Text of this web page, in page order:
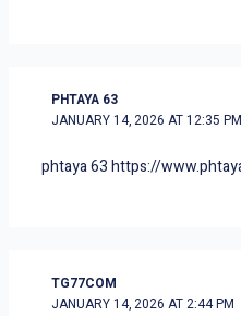
PHTAYA 63
JANUARY 14, 2026 AT 12:35 PM
phtaya 63https://
TG77COM
JANUARY 14, 2026 AT 2:44 PM